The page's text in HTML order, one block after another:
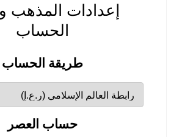
إعدادات
الحساب
طريقة الحساب
حساب العصر